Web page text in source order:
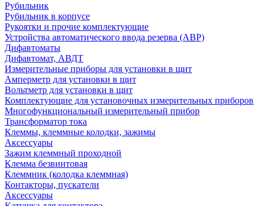
Рубильник
Рубильник в корпусе
Рукоятки и прочие комплектующие
Устройства автоматического ввода резерва (АВР)
Дифавтоматы
Дифавтомат, АВДТ
Измерительные приборы для установки в щит
Амперметр для установки в щит
Вольтметр для установки в щит
Комплектующие для установочных измерительных приборов
Многофункциональный измерительный прибор
Трансформатор тока
Клеммы, клеммные колодки, зажимы
Аксессуары
Зажим клеммный проходной
Клемма безвинтовая
Клеммник (колодка клеммная)
Контакторы, пускатели
Аксессуары